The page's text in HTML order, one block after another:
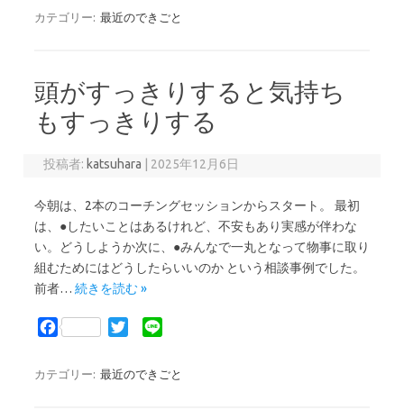
o
k
i
r
n
カテゴリー: 最近のできごと
頭がすっきりすると気持ち
もすっきりする
投稿者: katsuhara 2025年12月6日
今朝は、2本のコーチングセッションからスタート。 最初
は、●したいことはあるけれど、不安もあり実感が伴わな
い。どうしようか次に、●みんなで一丸となって物事に取り
組むためにはどうしたらいいのか という相談事例でした。
前者… 続きを読む »
F
i
n
カテゴリー: 最近のできごと